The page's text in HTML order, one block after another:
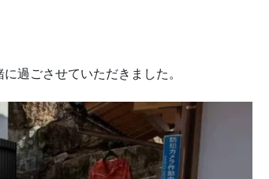
過ごさせていただきました。